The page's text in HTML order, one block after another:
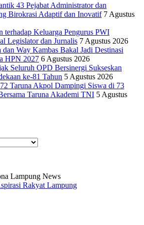
43 Pejabat Administrator dan
Birokrasi Adaptif dan Inovatif 7 Agustus
terhadap Keluarga Pengurus PWI
Legislator dan Jurnalis 7 Agustus 2026
dan Way Kambas Bakal Jadi Destinasi
HPN 2027 6 Agustus 2026
Seluruh OPD Bersinergi Sukseskan
ke-81 Tahun 5 Agustus 2026
Taruna Akpol Dampingi Siswa di 73
Taruna Akademi TNI 5 Agustus
Lampung News
Rakyat Lampung